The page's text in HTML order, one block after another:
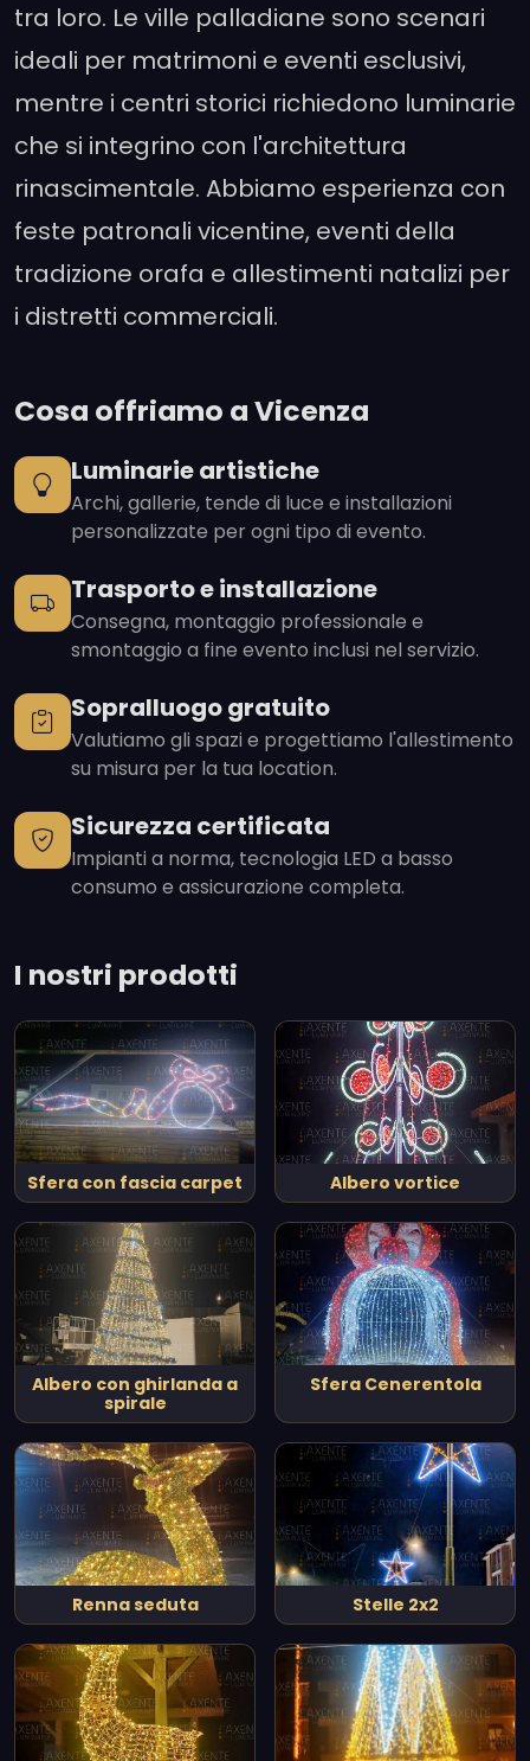
tra loro. Le ville palladiane sono scenari
ideali per matrimoni e eventi esclusivi,
mentre i centri storici richiedono luminarie
che si integrino con l'architettura
rinascimentale. Abbiamo esperienza con
feste patronali vicentine, eventi della
tradizione orafa e allestimenti natalizi per
i distretti commerciali.
Cosa offriamo a Vicenza
Luminarie artistiche
Archi, gallerie, tende di luce e installazioni
personalizzate per ogni tipo di evento.
Trasporto e installazione
Consegna, montaggio professionale e
smontaggio a fine evento inclusi nel servizio.
Sopralluogo gratuito
Valutiamo gli spazi e progettiamo l'allestimento
su misura per la tua location.
Sicurezza certificata
Impianti a norma, tecnologia LED a basso
consumo e assicurazione completa.
I nostri prodotti
Sfera con fascia carpet Albero vortice
Albero con ghirlanda a
spirale
Sfera Cenerentola
Renna seduta Stelle 2x2